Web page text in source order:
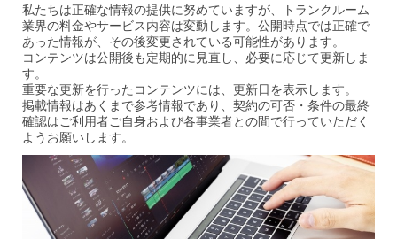
私たちは正確な情報の提供に努めていますが、トランクルーム
業界の料金やサービス内容は変動します。公開時点では正確で
あった情報が、その後変更されている可能性があります。
コンテンツは公開後も定期的に見直し、必要に応じて更新しま
す。
重要な更新を行ったコンテンツには、更新日を表示します。
掲載情報はあくまで参考情報であり、契約の可否・条件の最終
確認はご利用者ご自身および各事業者との間で行っていただく
ようお願いします。